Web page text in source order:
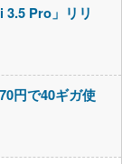
3.5 Pro」リリ
円で40ギガ使